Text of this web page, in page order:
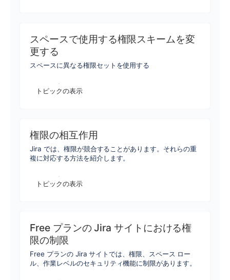
スペースで使用する権限スキームを変
更する
スペースに異なる権限セットを使用する
トピックの表示
権限の相互作用
Jira では、権限が競合することがあります。それらの重
複に対応する方法を紹介します。
トピックの表示
Free プランの Jira サイトにおける権
限の制限
Free プランの Jira サイトでは、権限、スペース ロー
ル、作業レベルのセキュリティ機能に制限があります。